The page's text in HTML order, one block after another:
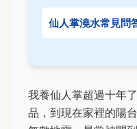
仙人掌澆水常見問
我養仙人掌超過十年
品，到現在家裡的陽